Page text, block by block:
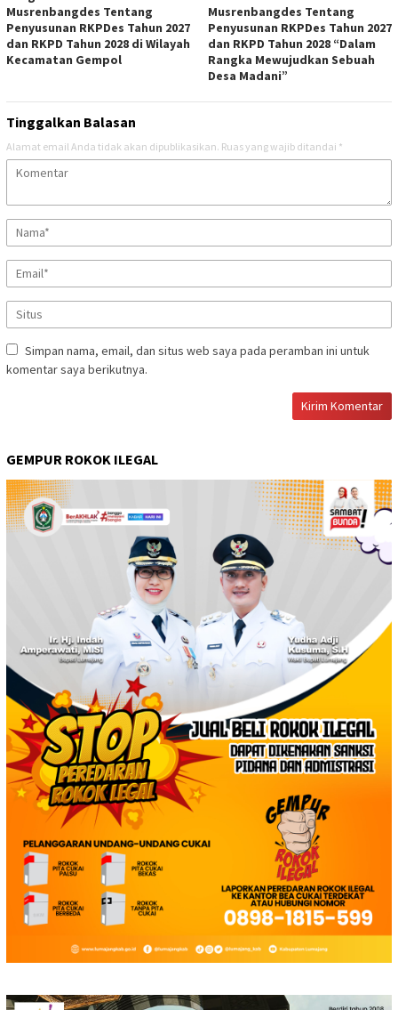
Musrenbangdes Tentang
Penyusunan RKPDes Tahun 2027
dan RKPD Tahun 2028 di Wilayah
Kecamatan Gempol
Musrenbangdes Tentang
Penyusunan RKPDes Tahun 2027
dan RKPD Tahun 2028 “Dalam
Rangka Mewujudkan Sebuah
Desa Madani”
Tinggalkan Balasan
Alamat email Anda tidak akan dipublikasikan. Ruas yang wajib ditandai *
Simpan nama, email, dan situs web saya pada peramban ini untuk
komentar saya berikutnya.
GEMPUR ROKOK ILEGAL